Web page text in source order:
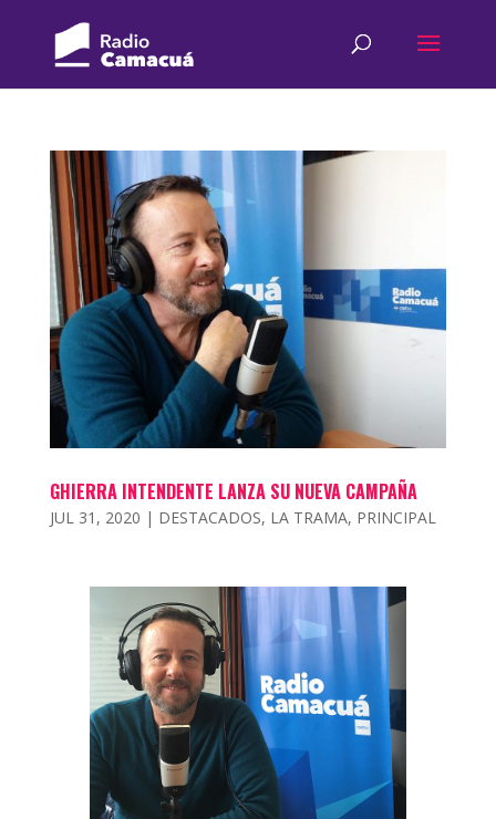
GHIERRA INTENDENTE LANZA SU NUEVA CAMPAÑA
JUL 31, 2020 | DESTACADOS, LA TRAMA, PRINCIPAL